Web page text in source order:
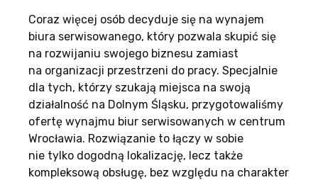
Coraz więcej osób decyduje się na wynajem
biura serwisowanego, który pozwala skupić się
na rozwijaniu swojego biznesu zamiast
na organizacji przestrzeni do pracy. Specjalnie
dla tych, którzy szukają miejsca na swoją
działalność na Dolnym Śląsku, przygotowaliśmy
ofertę wynajmu biur serwisowanych w centrum
Wrocławia. Rozwiązanie to łączy w sobie
nie tylko dogodną lokalizację, lecz także
kompleksową obsługę, bez względu na charakter